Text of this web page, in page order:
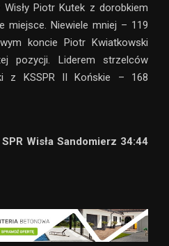
Piotr Kutek z dorobkiem
miejsce. Niewiele mniej – 119
koncie Piotr Kwiatkowski
pozycji. Liderem strzelców
z KSSPR II Końskie – 168
Wisła Sandomierz 34:44